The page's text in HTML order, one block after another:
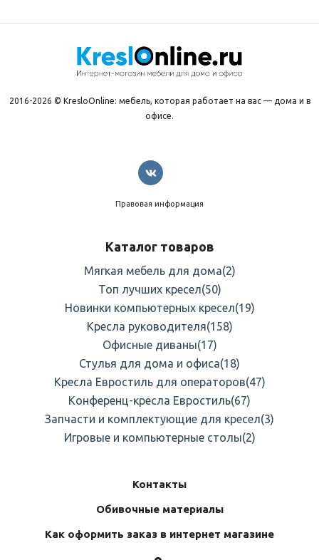
2016-2026 © KresloOnline: мебель, которая работает на вас — дома и в
офисе.
Правовая информация
Каталог товаров
Мягкая мебель для дома(2)
Топ лучших кресел(50)
Новинки компьютерных кресел(19)
Кресла руководителя(158)
Офисные диваны(17)
Стулья для дома и офиса(18)
Кресла Евростиль для операторов(47)
Конференц-кресла Евростиль(67)
Запчасти и комплектующие для кресел(3)
Игровые и компьютерные столы(2)
Контакты
Обивочные материалы
Как оформить заказ в интернет магазине